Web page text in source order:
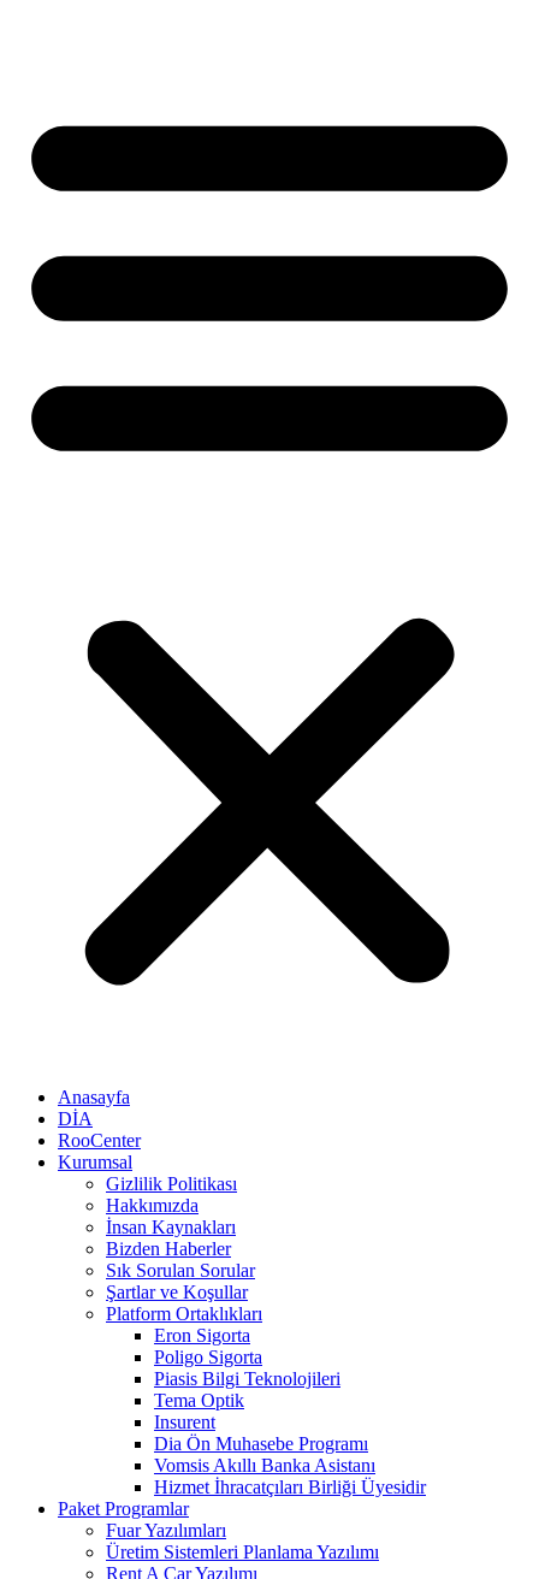
Anasayfa
DİA
RooCenter
Kurumsal
Gizlilik Politikası
Hakkımızda
İnsan Kaynakları
Bizden Haberler
Sık Sorulan Sorular
Şartlar ve Koşullar
Platform Ortaklıkları
Eron Sigorta
Poligo Sigorta
Piasis Bilgi Teknolojileri
Tema Optik
Insurent
Dia Ön Muhasebe Programı
Vomsis Akıllı Banka Asistanı
Hizmet İhracatçıları Birliği Üyesidir
Paket Programlar
Fuar Yazılımları
Üretim Sistemleri Planlama Yazılımı
Rent A Car Yazılımı